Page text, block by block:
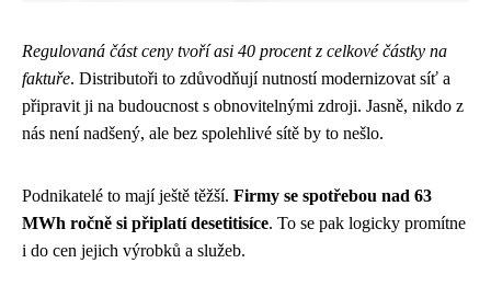
Regulovaná část ceny tvoří asi 40 procent z celkové částky na
faktuře. Distributoři to zdůvodňují nutností modernizovat síť a
připravit ji na budoucnost s obnovitelnými zdroji. Jasně, nikdo z
nás není nadšený, ale bez spolehlivé sítě by to nešlo.
Podnikatelé to mají ještě těžší. Firmy se spotřebou nad 63
MWh ročně si připlatí desetitisíce. To se pak logicky promítne
i do cen jejich výrobků a služeb.